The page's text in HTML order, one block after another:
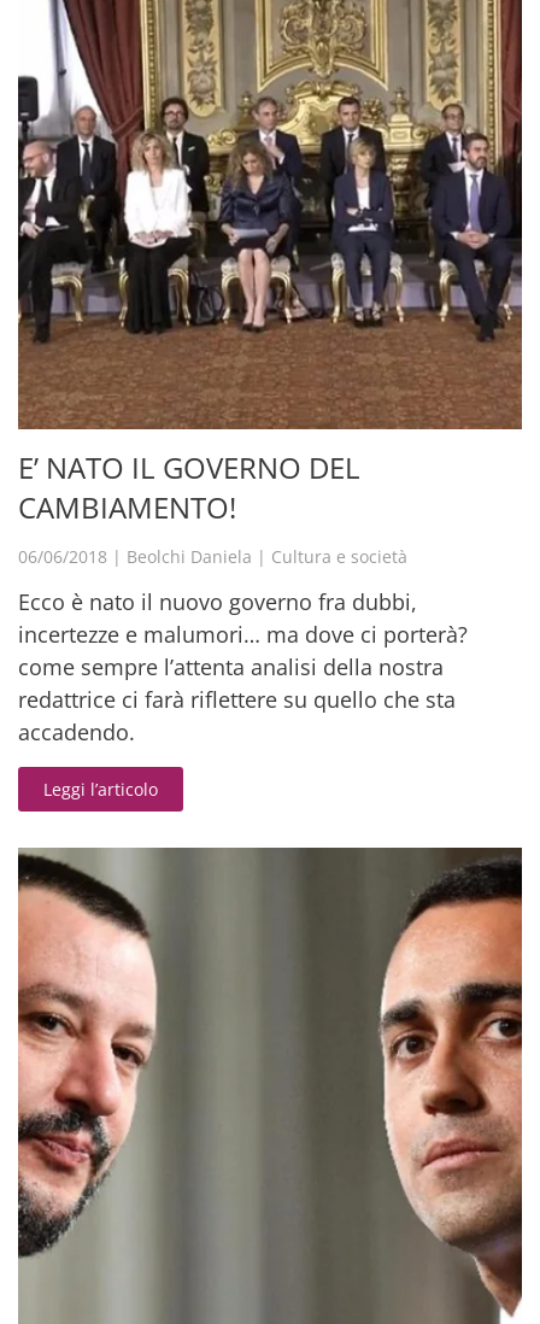
E’ NATO IL GOVERNO DEL
CAMBIAMENTO!
06/06/2018 | Beolchi Daniela | Cultura e società
Ecco è nato il nuovo governo fra dubbi,
incertezze e malumori… ma dove ci porterà?
come sempre l’attenta analisi della nostra
redattrice ci farà riflettere su quello che sta
accadendo.
Leggi l’articolo